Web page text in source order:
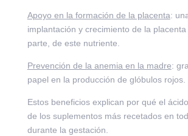
Apoyo en la formación de la placenta:
implantación y crecimiento de la
parte, de este nutriente.
Prevención de la anemia en la madre:
papel en la producción de glóbulos rojos.
Estos beneficios explican por qué el
de los suplementos más recetados en
durante la gestación.